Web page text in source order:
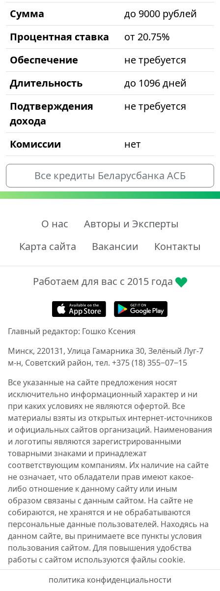
Сумма
до 9000 рублей
Процентная ставка
от 20.75%
Обеспечение
не требуется
Длительность
до 1096 дней
Подтверждения
дохода
не требуется
Комиссии нет
Все кредиты Беларусбанка АСБ
О нас
Авторы и Эксперты
Карта сайта
Вакансии Контакты
Работаем для вас с 2015 года
Главный редактор: Гошко Ксения
Минск, 220131, Улица Гамарника 30, Зелёный Луг-7
м-н, Советский район, тел. +375 (18) 355‒07‒15
Все указанные на сайте предложения носят
исключительно информационный характер и ни
при каких условиях не являются офертой. Все
материалы взяты из открытых интернет-источников
и официальных сайтов организаций. Наименования
и логотипы являются зарегистрированными
товарными знаками и принадлежат
соответствующим компаниям. Их наличие на сайте
не означает, что обладатели прав имеют какое-
либо отношение к данному сайту или иным
образом связаны с данным сайтом. На сайте не
собираются, не хранятся и не обрабатываются
персональные данные пользователей. Находясь на
данном сайте, вы принимаете все пункты условия
пользования сайтом. Для повышения удобства
работы с сайтом используются файлы cookie.
политика конфиденциальности